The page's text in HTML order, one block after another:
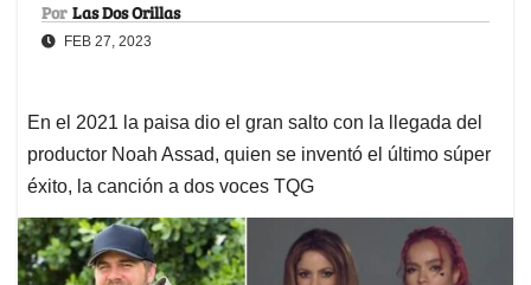
Por Las Dos Orillas
FEB 27, 2023
En el 2021 la paisa dio el gran salto con la llegada del
productor Noah Assad, quien se inventó el último súper
éxito, la canción a dos voces TQG